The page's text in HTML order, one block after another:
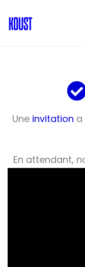
Une invitation a
En attendant,